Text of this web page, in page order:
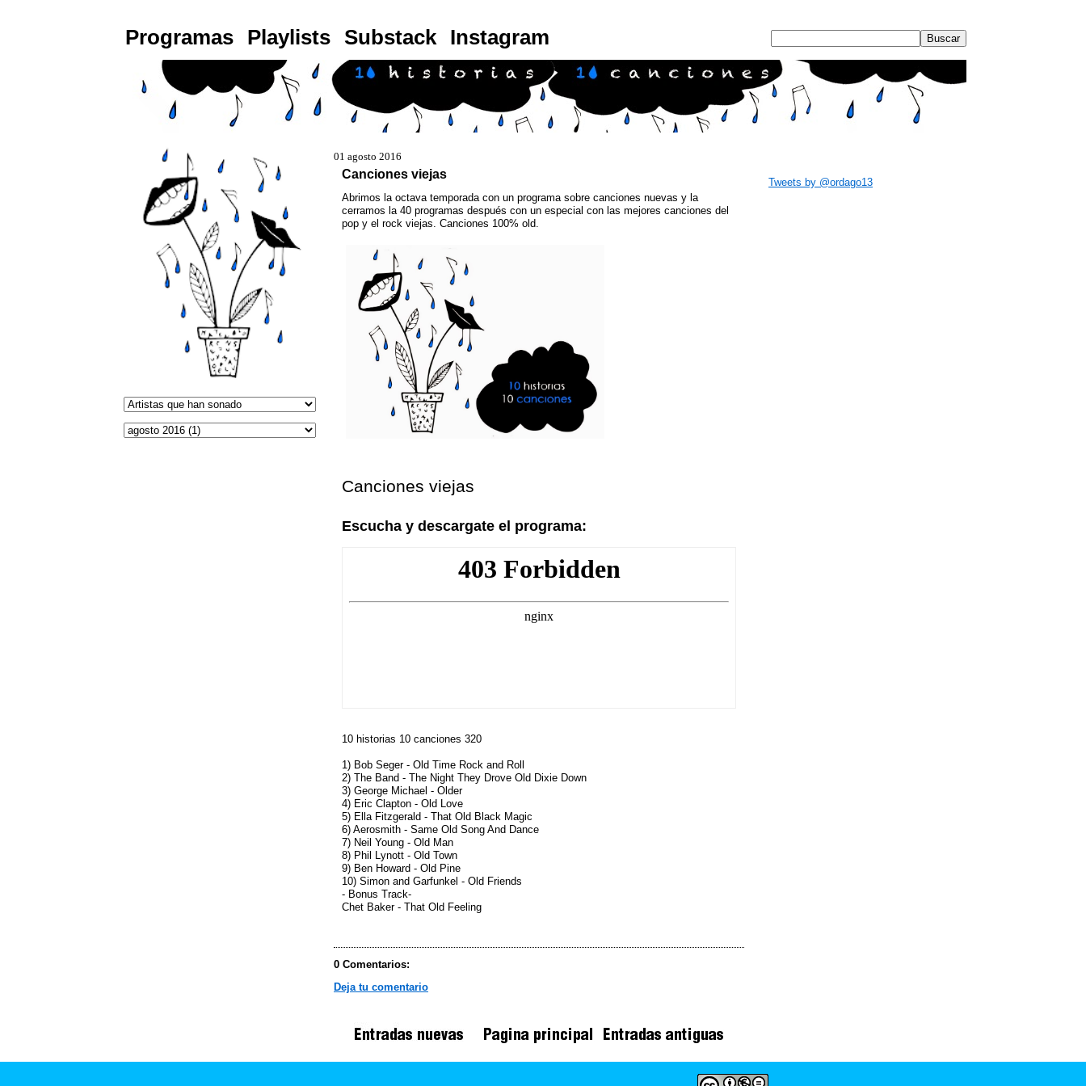
Programas Playlists Substack Instagram
01 agosto 2016
Canciones viejas
Abrimos la octava temporada con un programa sobre canciones nuevas y la
cerramos la 40 programas después con un especial con las mejores canciones del
pop y el rock viejas. Canciones 100% old.
Canciones viejas
Escucha y descargate el programa:
10 historias 10 canciones 320
1) Bob Seger - Old Time Rock and Roll
2) The Band - The Night They Drove Old Dixie Down
3) George Michael - Older
4) Eric Clapton - Old Love
5) Ella Fitzgerald - That Old Black Magic
6) Aerosmith - Same Old Song And Dance
7) Neil Young - Old Man
8) Phil Lynott - Old Town
9) Ben Howard - Old Pine
10) Simon and Garfunkel - Old Friends
- Bonus Track-
Chet Baker - That Old Feeling
0 Comentarios:
Deja tu comentario
Tweets by @ordago13